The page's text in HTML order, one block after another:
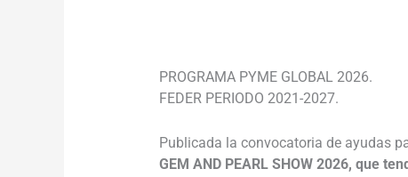
PROGRAMA PYME GLOBAL 2026.
FEDER PERIODO 2021-2027.
Publicada la convocatoria de ayudas
GEM AND PEARL SHOW 2026, que